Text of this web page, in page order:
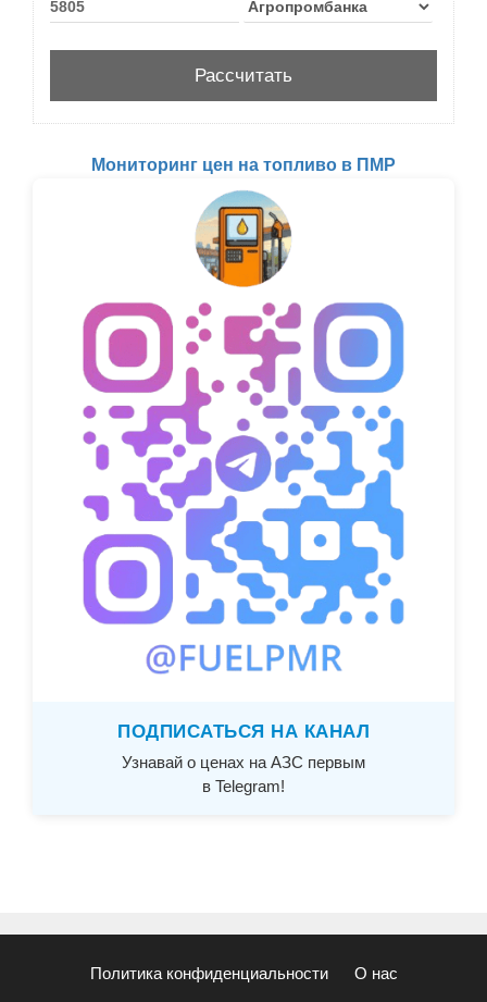
Мониторинг цен на топливо в ПМР
ПОДПИСАТЬСЯ НА КАНАЛ
Узнавай о ценах на АЗС первым
в Telegram!
Политика конфиденциальности О нас